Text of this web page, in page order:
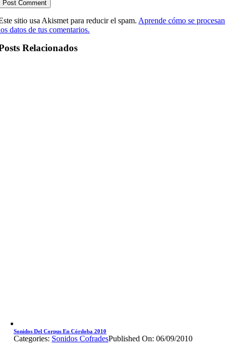
sitio usa Akismet para reducir el spam.Aprende cómo se procesan
datos de tus comentarios.
Relacionados
Sonidos Del Corpus En Córdoba 2010
Categories: Sonidos CofradesPublished On: 06/09/2010